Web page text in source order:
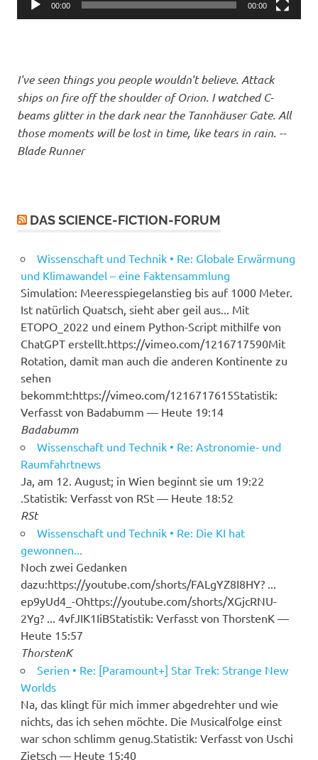
00:00 00:00
I've seen things you people wouldn't believe. Attack
ships on fire off the shoulder of Orion. I watched C-
beams glitter in the dark near the Tannhäuser Gate. All
those moments will be lost in time, like tears in rain. --
Blade Runner
DAS SCIENCE-FICTION-FORUM
Wissenschaft und Technik • Re: Globale Erwärmung
und Klimawandel – eine Faktensammlung
Simulation: Meeresspiegelanstieg bis auf 1000 Meter.
Ist natürlich Quatsch, sieht aber geil aus... Mit
ETOPO_2022 und einem Python-Script mithilfe von
ChatGPT erstellt.https://vimeo.com/1216717590Mit
Rotation, damit man auch die anderen Kontinente zu
sehen
bekommt:https://vimeo.com/1216717615Statistik:
Verfasst von Badabumm — Heute 19:14
Badabumm
Wissenschaft und Technik • Re: Astronomie- und
Raumfahrtnews
Ja, am 12. August; in Wien beginnt sie um 19:22
.Statistik: Verfasst von RSt — Heute 18:52
RSt
Wissenschaft und Technik • Re: Die KI hat
gewonnen...
Noch zwei Gedanken
dazu:https://youtube.com/shorts/FALgYZ8I8HY? ...
ep9yUd4_-Ohttps://youtube.com/shorts/XGjcRNU-
2Yg? ... 4vfJIK1IiBStatistik: Verfasst von ThorstenK —
Heute 15:57
ThorstenK
Serien • Re: [Paramount+] Star Trek: Strange New
Worlds
Na, das klingt für mich immer abgedrehter und wie
nichts, das ich sehen möchte. Die Musicalfolge einst
war schon schlimm genug.Statistik: Verfasst von Uschi
Zietsch — Heute 15:40